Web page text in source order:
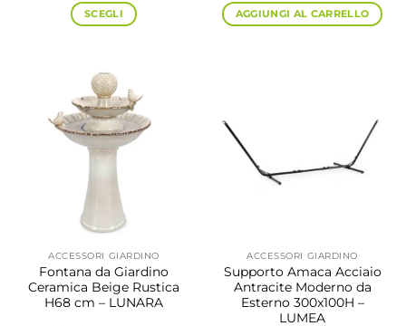
SCEGLI
ha
più
varianti.
Le
opzioni
essere
scelte
nella
del
prodotto
AGGIUNGI AL CARRELLO
ACCESSORI GIARDINO
Fontana da Giardino
Ceramica Beige Rustica
H68 cm – LUNARA
ACCESSORI GIARDINO
Supporto Amaca Acciaio
Antracite Moderno da
Esterno 300x100H –
LUMEA